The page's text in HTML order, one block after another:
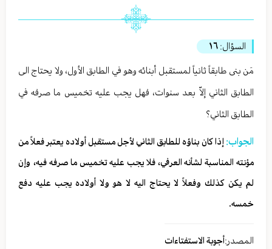
السؤال: ١٦
مَن بنى طابقاً ثانياً لمستقبل أبنائه وهو في الطابق الأول، ولا يحتاج الى
الطابق الثاني إلاّ بعد سنوات، فهل يجب عليه تخميس ما صرفه في
الطابق الثاني؟
الجواب: إذا كان بناؤه للطابق الثاني لأجل مستقبل أولاده يعتبر فعلاً من
مؤنته المناسبة لشأنه العرفي، فلا يجب عليه تخميس ما صرفه فيه، وإن
لم يكن كذلك وفعلاً لا يحتاج اليه لا هو ولا أولاده يجب عليه دفع
خمسه.
المصدر:أجوبة الاستفتاءات